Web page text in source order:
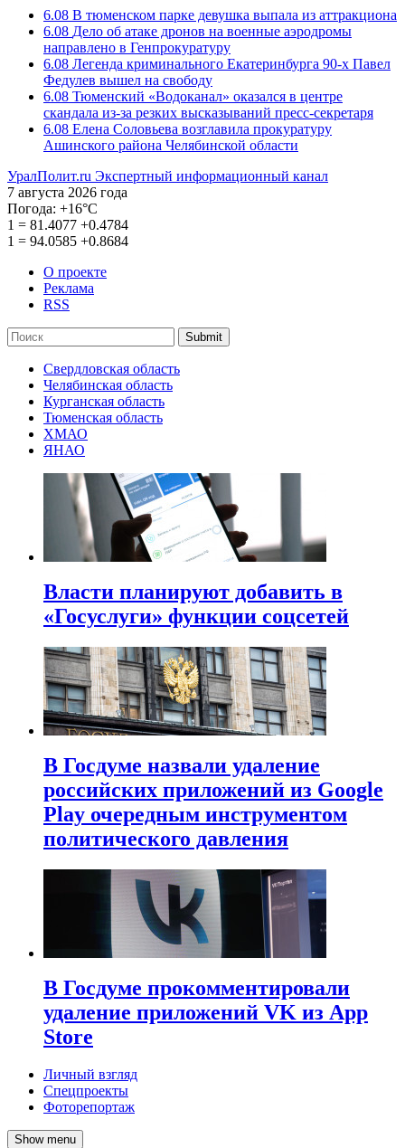
6.08 В тюменском парке девушка выпала из аттракциона
6.08 Дело об атаке дронов на военные аэродромы
направлено в Генпрокуратуру
6.08 Легенда криминального Екатеринбурга 90-х Павел
Федулев вышел на свободу
6.08 Тюменский «Водоканал» оказался в центре
скандала из-за резких высказываний пресс-секретаря
6.08 Елена Соловьева возглавила прокуратуру
Ашинского района Челябинской области
УралПолит.ru Экспертный информационный канал
7 августа 2026 года
Погода: +16°С
1 = 81.4077 +0.4784
1 = 94.0585 +0.8684
О проекте
Реклама
RSS
Submit
Свердловская область
Челябинская область
Курганская область
Тюменская область
ХМАО
ЯНАО
Власти планируют добавить в
«Госуслуги» функции соцсетей
В Госдуме назвали удаление
российских приложений из Google
Play очередным инструментом
политического давления
В Госдуме прокомментировали
удаление приложений VK из App
Store
Личный взгляд
Спецпроекты
Фоторепортаж
Show menu